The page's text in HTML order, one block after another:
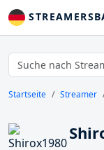
Startseite Streamer